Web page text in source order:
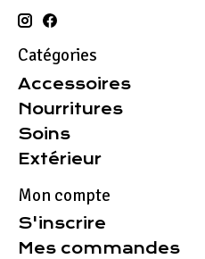
Catégories
Accessoires
Nourritures
Soins
Extérieur
Mon compte
S'inscrire
Mes commandes